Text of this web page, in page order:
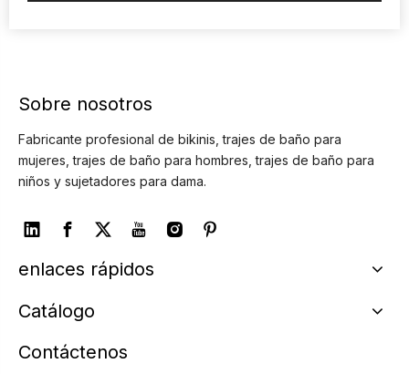
Sobre nosotros
Fabricante profesional de bikinis, trajes de baño para
mujeres, trajes de baño para hombres, trajes de baño para
niños y sujetadores para dama.
enlaces rápidos
Catálogo
Contáctenos